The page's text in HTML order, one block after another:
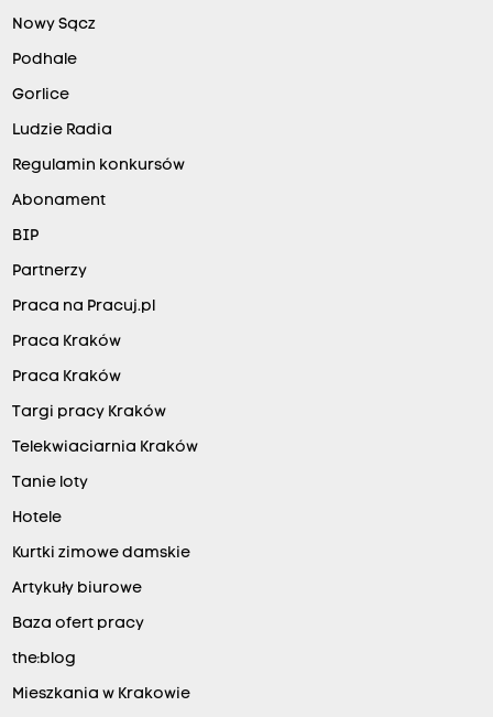
Nowy Sącz
Podhale
Gorlice
Ludzie Radia
Regulamin konkursów
Abonament
BIP
Partnerzy
Praca na Pracuj.pl
Praca Kraków
Praca Kraków
Targi pracy Kraków
Telekwiaciarnia Kraków
Tanie loty
Hotele
Kurtki zimowe damskie
Artykuły biurowe
Baza ofert pracy
the:blog
Mieszkania w Krakowie